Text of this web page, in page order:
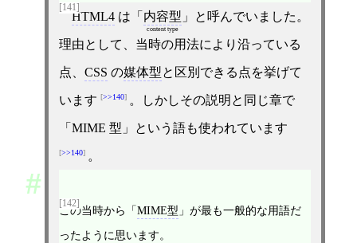
[141]
HTML4は「 内容型
content type
」と呼んでいました。
理由として、当時の用法により沿っている
点、 CSS の媒体型と区別できる点を挙げて
います >>140 。しかしその説明と同じ章で
「MIME 型」という語も使われています
>>140 。
[142]
この当時から「MIME型 」が最も一般的な用語だ
ったように思います。